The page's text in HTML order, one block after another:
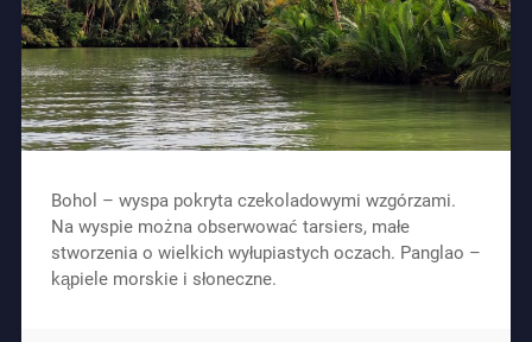
Bohol – wyspa pokryta czekoladowymi wzgórzami.
Na wyspie można obserwować tarsiers, małe
stworzenia o wielkich wyłupiastych oczach. Panglao –
kąpiele morskie i słoneczne.